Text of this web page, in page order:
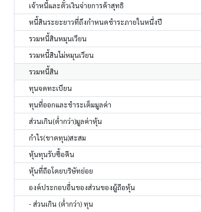
เจ้าหนี้และตั๋วเงินจ่ายการค้าสุทธิ
หนี้สินระยะยาวที่ถึงกำหนดชำระภายในหนึ่งปี
รวมหนี้สินหมุนเวียน
รวมหนี้สินไม่หมุนเวียน
รวมหนี้สิน
ทุนจดทะเบียน
ทุนที่ออกและชำระเต็มมูลค่า
ส่วนเกิน(ต่ำกว่า)มูลค่าหุ้น
กำไร(ขาดทุน)สะสม
หุ้นทุนรับซื้อคืน
หุ้นที่ถือโดยบริษัทย่อย
องค์ประกอบอื่นของส่วนของผู้ถือหุ้น
- ส่วนเกิน (ต่ำกว่า) ทุน